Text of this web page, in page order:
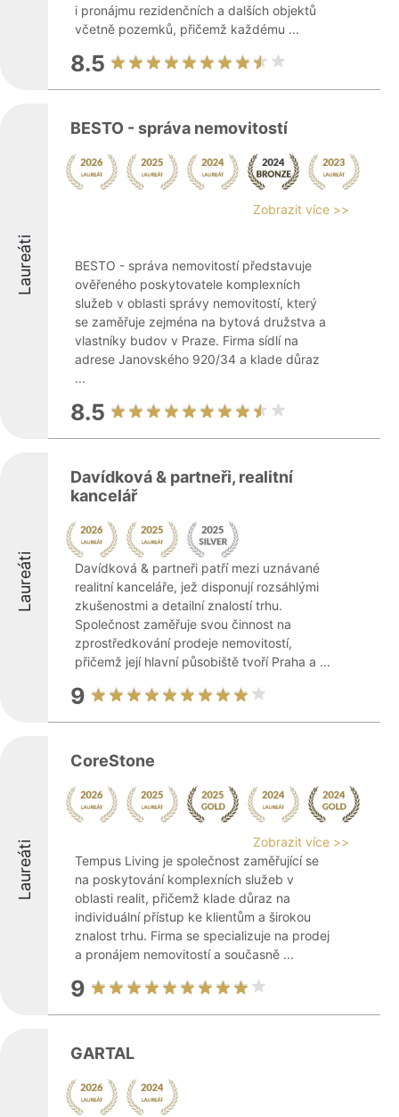
i pronájmu rezidenčních a dalších objektů
včetně pozemků, přičemž každému ...
8.5
Laureáti
BESTO - správa nemovitostí
Zobrazit více >>
BESTO - správa nemovitostí představuje
ověřeného poskytovatele komplexních
služeb v oblasti správy nemovitostí, který
se zaměřuje zejména na bytová družstva a
vlastníky budov v Praze. Firma sídlí na
adrese Janovského 920/34 a klade důraz
...
8.5
Laureáti
Davídková & partneři, realitní
kancelář
Davídková & partneři patří mezi uznávané
realitní kanceláře, jež disponují rozsáhlými
zkušenostmi a detailní znalostí trhu.
Společnost zaměřuje svou činnost na
zprostředkování prodeje nemovitostí,
přičemž její hlavní působiště tvoří Praha a ...
9
Laureáti
CoreStone
Zobrazit více >>
Tempus Living je společnost zaměřující se
na poskytování komplexních služeb v
oblasti realit, přičemž klade důraz na
individuální přístup ke klientům a širokou
znalost trhu. Firma se specializuje na prodej
a pronájem nemovitostí a současně ...
9
GARTAL